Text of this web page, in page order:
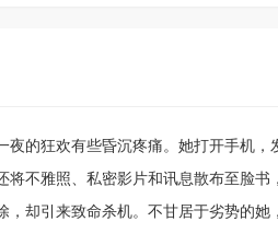
夜的狂欢有些昏沉疼痛。她打开手机
将不雅照、私密影片和讯息散布至脸
，却引来致命杀机。不甘居于劣势的她